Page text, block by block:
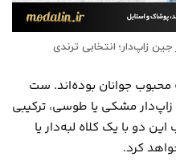
جین زاپ‌دار؛ انتخابی ترندی
محبوب جوانان بوده‌اند. ست
مشکی یا طوسی، ترکیبی
دو با یک کلاه لبه‌دار یا
کرد.